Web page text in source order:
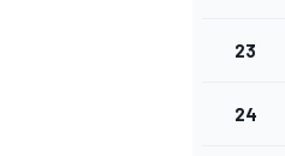
23
24